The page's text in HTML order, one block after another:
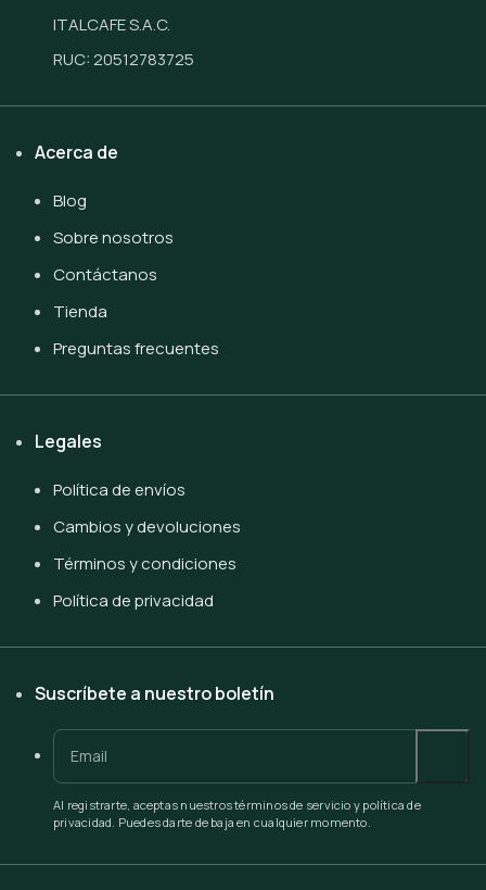
ITALCAFE S.A.C.
RUC: 20512783725
Acerca de
Blog
Sobre nosotros
Contáctanos
Tienda
Preguntas frecuentes
Legales
Política de envíos
Cambios y devoluciones
Términos y condiciones
Política de privacidad
Suscríbete a nuestro boletín
Al registrarte, aceptas nuestros términos de servicio y política de
privacidad. Puedes darte de baja en cualquier momento.